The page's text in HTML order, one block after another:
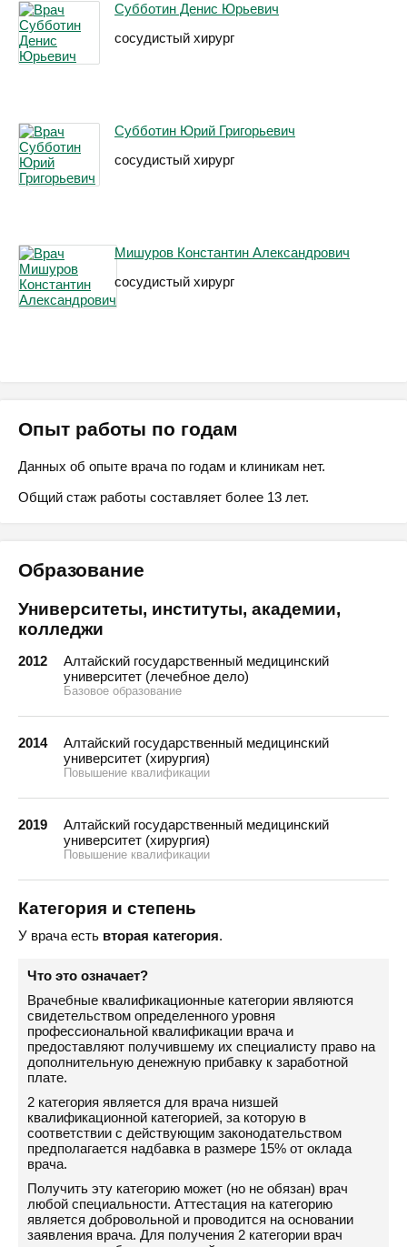
Субботин Денис Юрьевич
сосудистый хирург
Субботин Юрий Григорьевич
сосудистый хирург
Мишуров Константин Александрович
сосудистый хирург
Опыт работы по годам
Данных об опыте врача по годам и клиникам нет.
Общий стаж работы составляет более 13 лет.
Образование
Университеты, институты, академии,
колледжи
2012
Алтайский государственный медицинский
университет (лечебное дело)
Базовое образование
2014
Алтайский государственный медицинский
университет (хирургия)
Повышение квалификации
2019
Алтайский государственный медицинский
университет (хирургия)
Повышение квалификации
Категория и степень
У врача есть вторая категория.
Что это означает?
Врачебные квалификационные категории являются
свидетельством определенного уровня
профессиональной квалификации врача и
предоставляют получившему их специалисту право на
дополнительную денежную прибавку к заработной
плате.
2 категория является для врача низшей
квалификационной категорией, за которую в
соответствии с действующим законодательством
предполагается надбавка в размере 15% от оклада
врача.
Получить эту категорию может (но не обязан) врач
любой специальности. Аттестация на категорию
является добровольной и проводится на основании
заявления врача. Для получения 2 категории врач